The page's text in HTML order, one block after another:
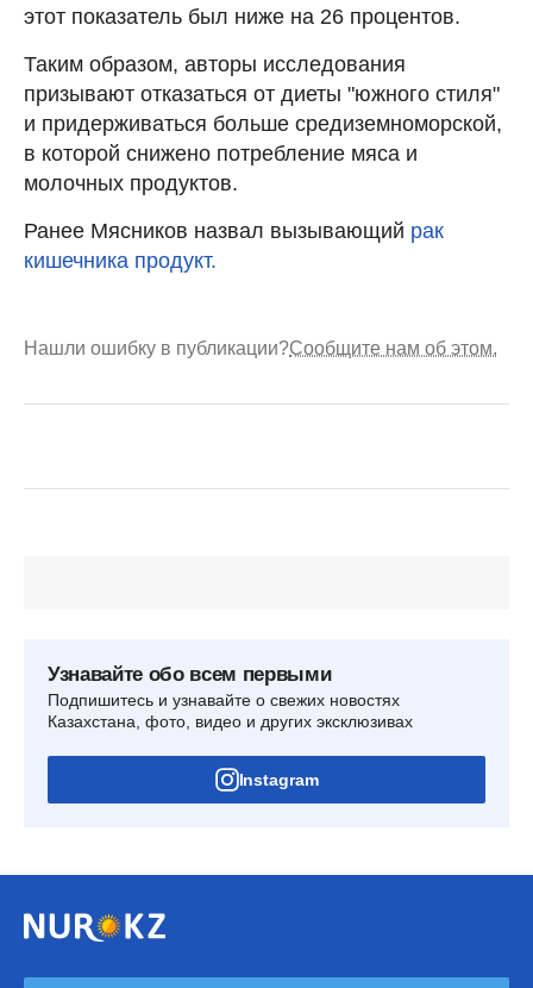
этот показатель был ниже на 26 процентов.
Таким образом, авторы исследования
призывают отказаться от диеты "южного стиля"
и придерживаться больше средиземноморской,
в которой снижено потребление мяса и
молочных продуктов.
Ранее Мясников назвал вызывающий рак
кишечника продукт.
Нашли ошибку в публикации?Сообщите нам об этом.
Узнавайте обо всем первыми
Подпишитесь и узнавайте о свежих новостях
Казахстана, фото, видео и других эксклюзивах
Instagram